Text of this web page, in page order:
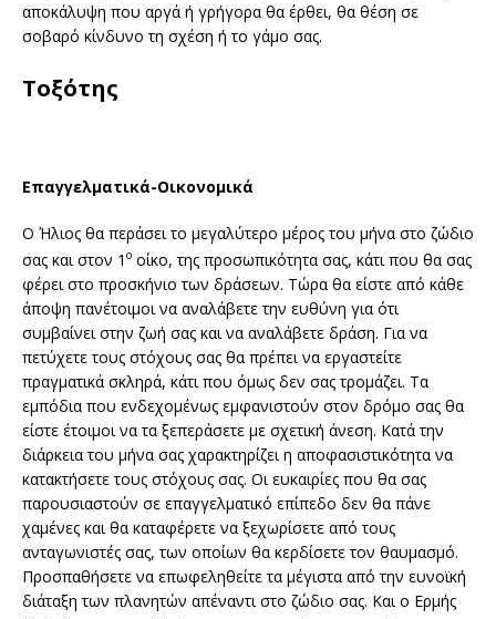
αποκάλυψη που αργά ή γρήγορα θα έρθει, θα θέση σε
σοβαρό κίνδυνο τη σχέση ή το γάμο σας.
Τοξότης
Επαγγελματικά-Οικονομικά
Ο Ήλιος θα περάσει το μεγαλύτερο μέρος του μήνα στο ζώδιο
σας και στον 1 ο οίκο, της προσωπικότητα σας, κάτι που θα σας
φέρει στο προσκήνιο των δράσεων. Τώρα θα είστε από κάθε
άποψη πανέτοιμοι να αναλάβετε την ευθύνη για ότι
συμβαίνει στην ζωή σας και να αναλάβετε δράση. Για να
πετύχετε τους στόχους σας θα πρέπει να εργαστείτε
πραγματικά σκληρά, κάτι που όμως δεν σας τρομάζει. Τα
εμπόδια που ενδεχομένως εμφανιστούν στον δρόμο σας θα
είστε έτοιμοι να τα ξεπεράσετε με σχετική άνεση. Κατά την
διάρκεια του μήνα σας χαρακτηρίζει η αποφασιστικότητα να
κατακτήσετε τους στόχους σας. Οι ευκαιρίες που θα σας
παρουσιαστούν σε επαγγελματικό επίπεδο δεν θα πάνε
χαμένες και θα καταφέρετε να ξεχωρίσετε από τους
ανταγωνιστές σας, των οποίων θα κερδίσετε τον θαυμασμό.
Προσπαθήσετε να επωφεληθείτε τα μέγιστα από την ευνοϊκή
διάταξη των πλανητών απέναντι στο ζώδιο σας. Και ο Ερμής